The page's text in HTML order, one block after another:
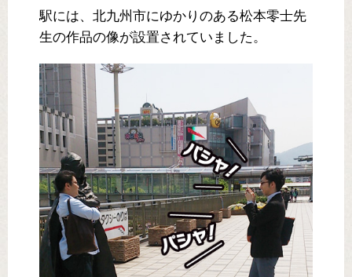
駅には、北九州市にゆかりのある松本零士先
生の作品の像が設置されていました。